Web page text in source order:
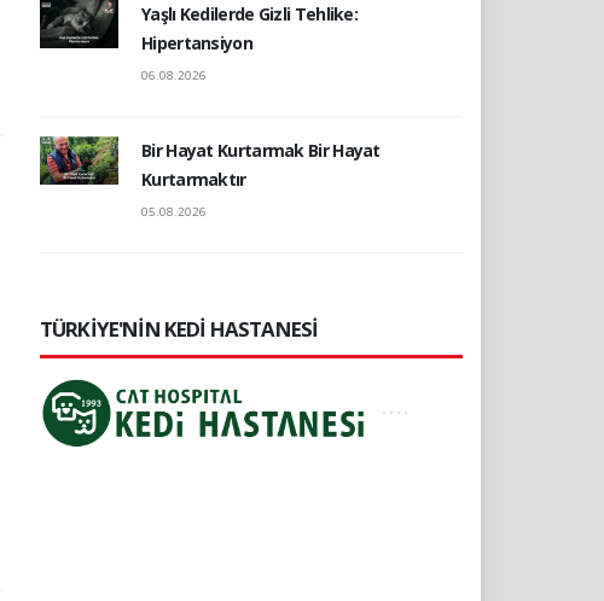
Yaşlı Kedilerde Gizli Tehlike:
Hipertansiyon
06.08.2026
Bir Hayat Kurtarmak Bir Hayat
Kurtarmaktır
05.08.2026
TÜRKİYE'NİN KEDİ HASTANESİ